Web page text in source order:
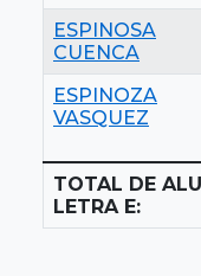
ESPINOSA
CUENCA
ESPINOZA
VASQUEZ
TOTAL DE
LETRA E: